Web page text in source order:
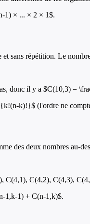
1) × ... × 2 × 1$.
et sans répétition. Le
donc il y a $C(10,3) =
k)!}$ (l'ordre ne
des deux nombres
C(4,1), C(4,2), C(4,3),
1,k-1) + C(n-1,k)$.